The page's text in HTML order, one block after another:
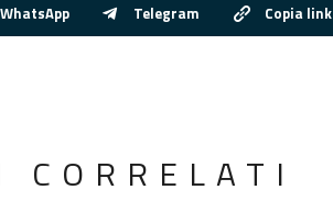
WhatsApp Telegram Copia link